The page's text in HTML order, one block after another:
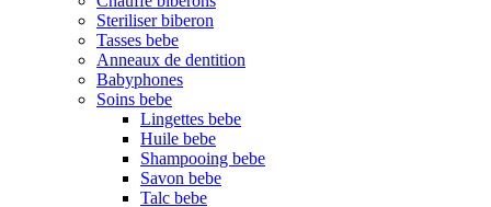
Steriliser biberon
Tasses bebe
Anneaux de dentition
Babyphones
Soins bebe
Lingettes bebe
Huile bebe
Shampooing bebe
Savon bebe
Talc bebe